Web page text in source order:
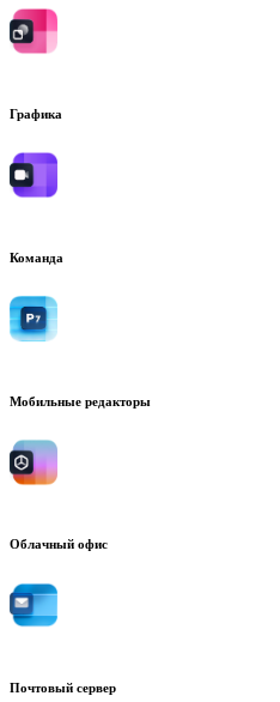
Графика
Команда
Мобильные редакторы
Облачный офис
Почтовый сервер